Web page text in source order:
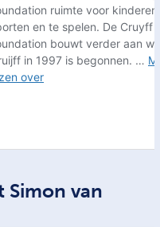
Simon van